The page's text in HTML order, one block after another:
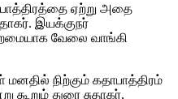
ஏற்று அதை
இயக்குநர்
வேலை வாங்கி
நிற்கும் கதாபாத்திரம்
கூறும் துரை சுதாகர்,